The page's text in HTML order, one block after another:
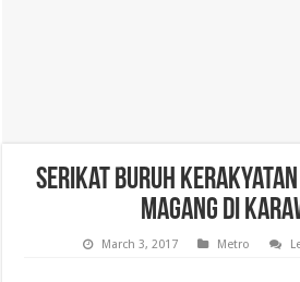
Serikat Buruh
Magang di
March 3, 2017 Metro